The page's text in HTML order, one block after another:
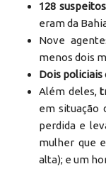
128 suspeitos
eram da
Nove
menos dois
Dois policiais
Além deles,
em situação
perdida e
mulher que
alta); e um